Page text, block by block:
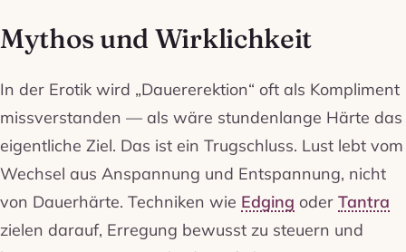
Mythos und Wirklichkeit
In der Erotik wird „Dauererektion“ oft als Kompliment
missverstanden — als wäre stundenlange Härte das
eigentliche Ziel. Das ist ein Trugschluss. Lust lebt vom
Wechsel aus Anspannung und Entspannung, nicht
von Dauerhärte. Techniken wie Edging oder Tantra
zielen darauf, Erregung bewusst zu steuern und